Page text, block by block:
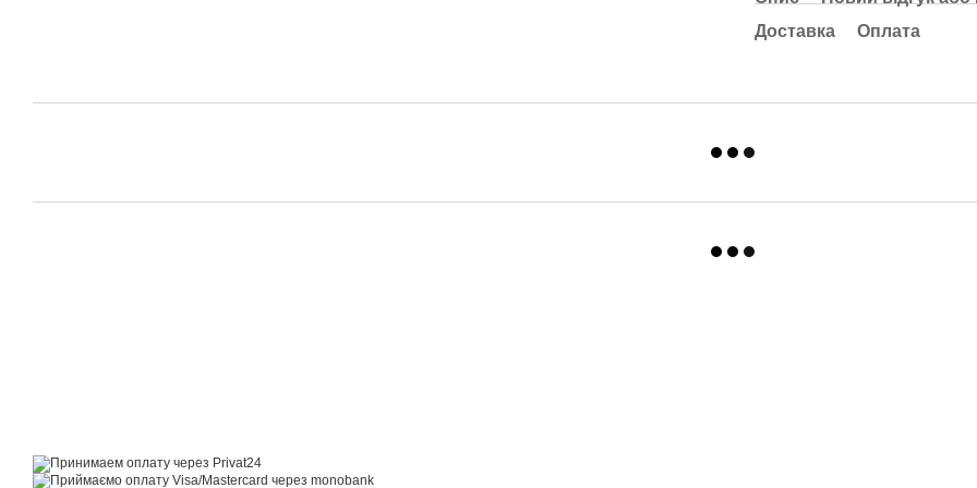
Доставка
Оплата